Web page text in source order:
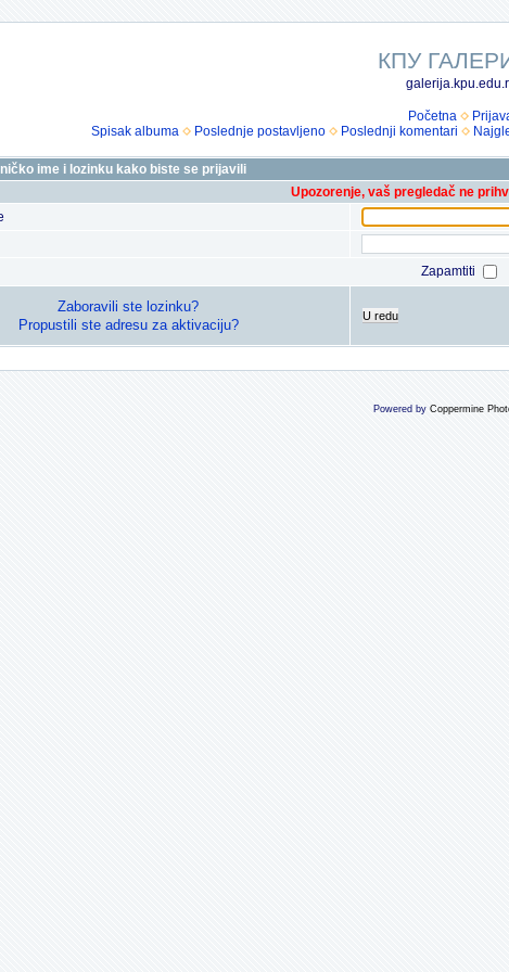
КПУ
Početna
Spisak albuma
Poslednje postavljeno Poslednji komentari
ime i lozinku kako biste se prijavili
Upozorenje, vaš pregledač ne
Zapamtiti
Zaboravili ste lozinku?
Propustili ste adresu za aktivaciju?
U redu
Powered by Coppermine